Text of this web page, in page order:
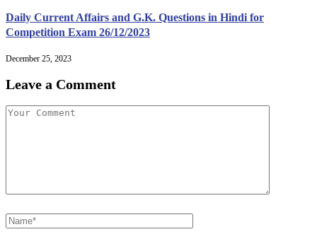
Daily Current Affairs and G.K. Questions in Hindi for
Competition Exam 26/12/2023
December 25, 2023
Leave a Comment